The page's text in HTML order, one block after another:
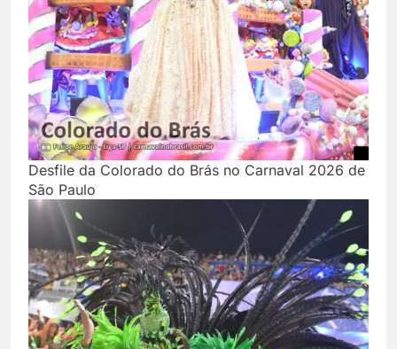
Desfile da Colorado do Brás no Carnaval 2026 de
São Paulo